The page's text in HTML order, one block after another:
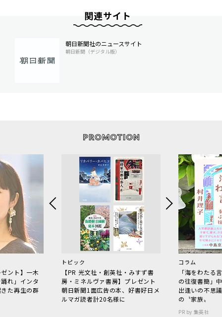
関連サイト
朝日新聞社のニュースサイト
朝日新聞（デジタル版）
ント】一木
れ」インタ
た再生の群
トピック
【PR 光文社・創英社・みすず書
房・ミネルヴァ書房】プレゼント
朝日新聞1面広告の本、好書好日メ
ルマガ読者計20名様に
コラム
「海をわた
の往復書簡」
出逢いの不思
の〝家族〟
PR by 集英社